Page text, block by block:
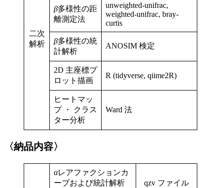
二次
解析
β多様性の距
離測定法
unweighted-unifrac,
weighted-unifrac, bray-
curtis
β多様性の統
計解析
ANOSIM 検定
2D 主座標プ
ロット描画
R (tidyverse, qiime2R)
ヒートマッ
プ ・ クラス
ター分析
Ward 法
〈納品内容〉
αレアファクションカ
ーブおよび統計解析
qzv ファイル